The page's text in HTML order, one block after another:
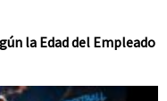
la Edad del Empleado